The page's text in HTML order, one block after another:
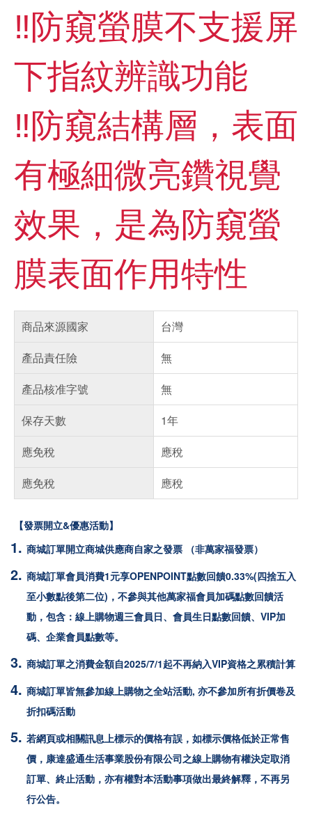
‼️防窺螢膜不支援屏
下指紋辨識功能
‼️防窺結構層，表面
有極細微亮鑽視覺
效果，是為防窺螢
膜表面作用特性
商品來源國家
台灣
產品責任險
無
產品核准字號
無
保存天數
1年
應免稅
應稅
應免稅
應稅
【發票開立&優惠活動】
商城訂單開立商城供應商自家之發票 （非萬家福發票）
商城訂單會員消費1元享OPENPOINT點數回饋0.33%(四捨五入
至小數點後第二位)，不參與其他萬家福會員加碼點數回饋活
動，包含：線上購物週三會員日、會員生日點數回饋、VIP加
碼、企業會員點數等。
商城訂單之消費金額自2025/7/1起不再納入VIP資格之累積計算
商城訂單皆無參加線上購物之全站活動, 亦不參加所有折價卷及
折扣碼活動
若網頁或相關訊息上標示的價格有誤，如標示價格低於正常售
價，康達盛通生活事業股份有限公司之線上購物有權決定取消
訂單、終止活動，亦有權對本活動事項做出最終解釋，不再另
行公告。